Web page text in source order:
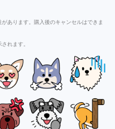
あります。購入後のキャンセルはできま
れます。